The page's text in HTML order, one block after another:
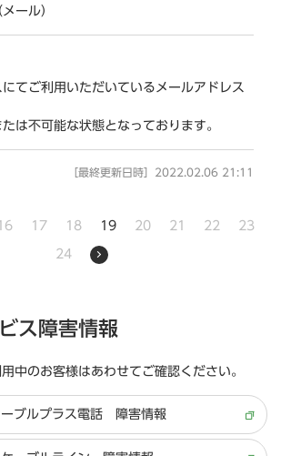
ール）
にてご利用いただいているメールアドレス
は不可能な状態となっております。
［最終更新日時］2022.02.06 21:11
17 18 19 20 21 22 23
24
ス障害情報
中のお客様はあわせてご確認ください。
ーブルプラス電話 障害情報